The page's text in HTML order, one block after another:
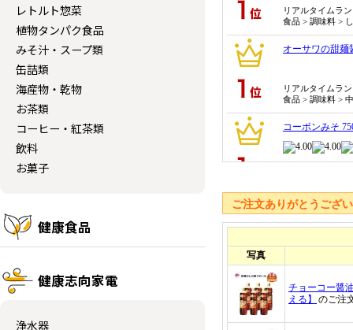
レトルト惣菜
植物タンパク食品
みそ汁・スープ類
缶詰類
海産物・乾物
お茶類
コーヒー・紅茶類
飲料
お菓子
健康食品
健康志向家電
浄水器
ご注文ありがとうござ